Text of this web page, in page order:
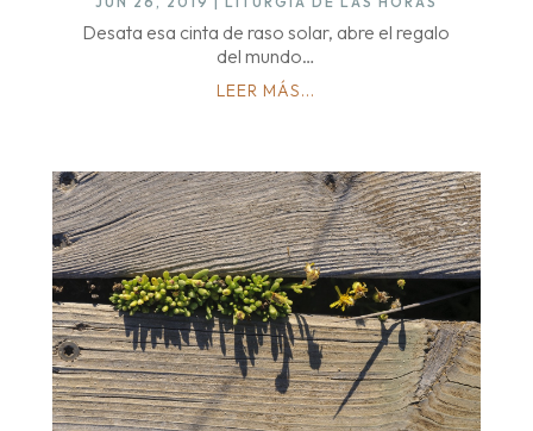
Desata esa cinta de raso solar, abre el regalo
del mundo…
LEER MÁS...